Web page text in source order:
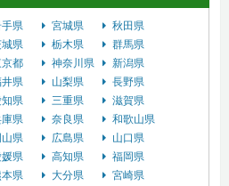
県 宮城県
秋田県
県 栃木県
群馬県
都 神奈川県
新潟県
県 山梨県
長野県
県 三重県
滋賀県
県 奈良県
和歌山県
山県 広島県
山口県
県 高知県
福岡県
県 大分県
宮崎県